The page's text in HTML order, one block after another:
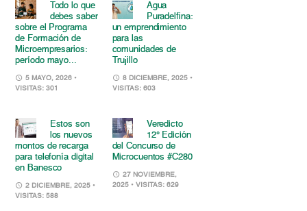
Todo lo que
debes saber
sobre el Programa
de Formación de
Microempresarios:
período mayo...
5 MAYO, 2026 •
VISITAS: 301
Agua
Puradelfina:
un emprendimiento
para las
comunidades de
Trujillo
8 DICIEMBRE, 2025 •
VISITAS: 603
Estos son
los nuevos
montos de recarga
para telefonía digital
en Banesco
2 DICIEMBRE, 2025 •
VISITAS: 588
Veredicto
12° Edición
del Concurso de
Microcuentos #C280
27 NOVIEMBRE,
2025 • VISITAS: 629